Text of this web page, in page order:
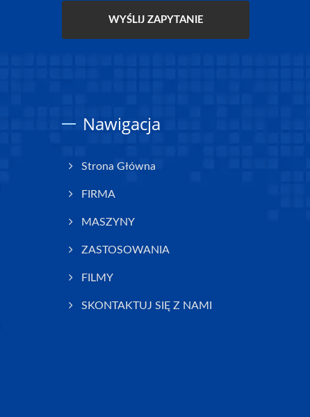
WYŚLIJ ZAPYTANIE
Nawigacja
Strona Główna
FIRMA
MASZYNY
ZASTOSOWANIA
FILMY
SKONTAKTUJ SIĘ Z NAMI